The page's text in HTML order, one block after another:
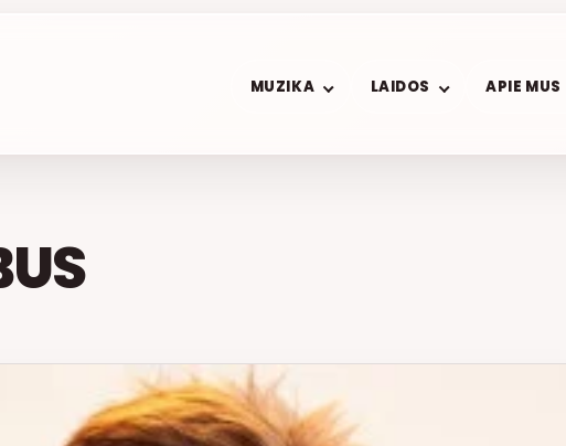
MUZIKA LAIDOS APIE MUS
– BUS